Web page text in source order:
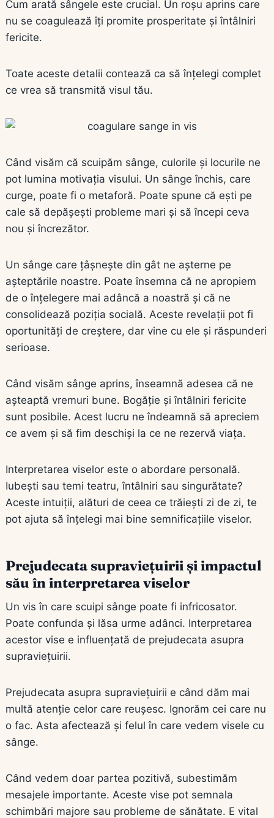
Cum arată sângele este crucial. Un roșu aprins care
nu se coagulează îți promite prosperitate și întâlniri
fericite.
Toate aceste detalii contează ca să înțelegi complet
ce vrea să transmită visul tău.
Când visăm că scuipăm sânge, culorile și locurile ne
pot lumina motivația visului. Un sânge închis, care
curge, poate fi o metaforă. Poate spune că ești pe
cale să depășești probleme mari și să începi ceva
nou și încrezător.
Un sânge care țâșnește din gât ne așterne pe
așteptările noastre. Poate însemna că ne apropiem
de o înțelegere mai adâncă a noastră și că ne
consolidează poziția socială. Aceste revelații pot fi
oportunități de creștere, dar vine cu ele și răspunderi
serioase.
Când visăm sânge aprins, înseamnă adesea că ne
așteaptă vremuri bune. Bogăție și întâlniri fericite
sunt posibile. Acest lucru ne îndeamnă să apreciem
ce avem și să fim deschiși la ce ne rezervă viața.
Interpretarea viselor este o abordare personală.
Iubești sau temi teatru, întâlniri sau singurătate?
Aceste intuiții, alături de ceea ce trăiești zi de zi, te
pot ajuta să înțelegi mai bine semnificațiile viselor.
Prejudecata supraviețuirii și impactul
său în interpretarea viselor
Un vis în care scuipi sânge poate fi infricosator.
Poate confunda și lăsa urme adânci. Interpretarea
acestor vise e influențată de prejudecata asupra
supraviețuirii.
Prejudecata asupra supraviețuirii e când dăm mai
multă atenție celor care reușesc. Ignorăm cei care nu
o fac. Asta afectează și felul în care vedem visele cu
sânge.
Când vedem doar partea pozitivă, subestimăm
mesajele importante. Aceste vise pot semnala
schimbări majore sau probleme de sănătate. E vital